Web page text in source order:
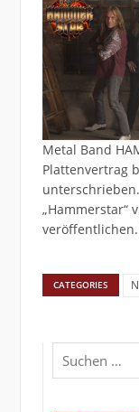
Metal Band
Plattenvertrag
„Hammerstar“
CATEGORIES
Suchen
nach: